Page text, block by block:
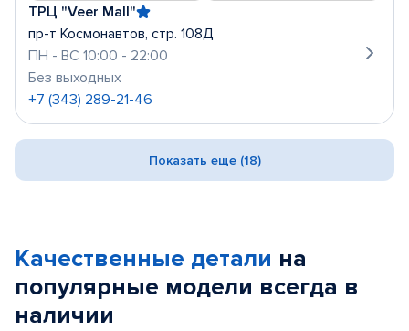
ТРЦ "Veer Mall"
пр-т Космонавтов, стр. 108Д
ПН - ВС 10:00 - 22:00
Без выходных
+7 (343) 289-21-46
Показать еще (18)
Качественные детали на
популярные модели всегда в
наличии